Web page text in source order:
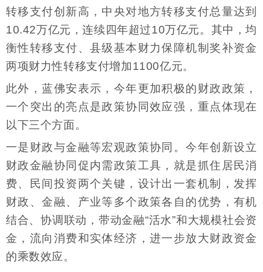
转移支付创新高，中央对地方转移支付总量达到
10.42万亿元，连续四年超过10万亿元。其中，均
衡性转移支付、县级基本财力保障机制奖补资金
两项财力性转移支付增加1100亿元。
此外，蓝佛安表示，今年更加积极的财政政策，
一个突出的亮点是政策协同效应强，重点体现在
以下三个方面。
一是财政与金融等宏观政策协同。今年创新设立
财政金融协同促内需政策工具，就是抓住居民消
费、民间投资两个关键，设计出一套机制，发挥
财政、金融、产业等多个政策各自的优势，有机
结合、协调联动，带动金融“活水”和大规模社会资
金，流向消费和实体经济，进一步放大财政资金
的乘数效应。